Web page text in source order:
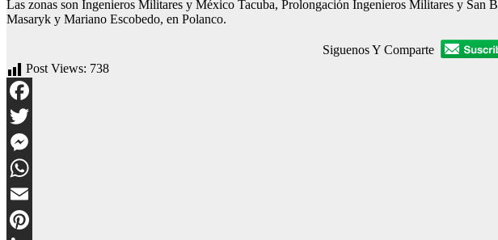
Las zonas son Ingenieros Militares y México Tacuba, Prolongación Ingenieros Militares y
Masaryk y Mariano Escobedo, en Polanco.
Siguenos Y Comparte
Post Views: 738
Facebook
Twitter
Messenger
WhatsApp
Email